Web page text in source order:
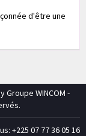
d'être une
WINCOM -
+225 07 77 36 05 16